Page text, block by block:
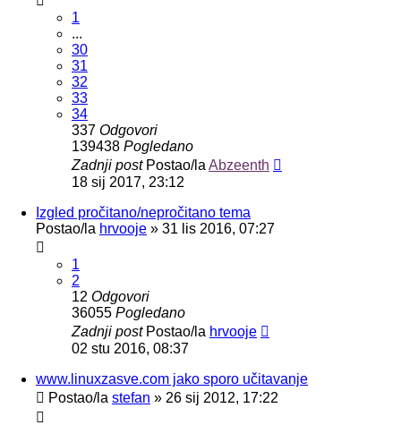
1
...
30
31
32
33
34
337 Odgovori
139438 Pogledano
Zadnji post Postao/la Abzeenth
18 sij 2017, 23:12
Izgled pročitano/nepročitano tema
Postao/la hrvooje » 31 lis 2016, 07:27
1
2
12 Odgovori
36055 Pogledano
Zadnji post Postao/la hrvooje
02 stu 2016, 08:37
www.linuxzasve.com jako sporo učitavanje
Postao/la stefan » 26 sij 2012, 17:22